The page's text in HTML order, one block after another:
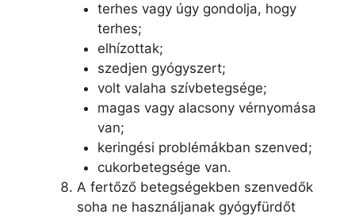
terhes vagy úgy gondolja, hogy
terhes;
elhízottak;
szedjen gyógyszert;
volt valaha szívbetegsége;
magas vagy alacsony vérnyomása
van;
keringési problémákban szenved;
cukorbetegsége van.
A fertőző betegségekben szenvedők
soha ne használjanak gyógyfürdőt